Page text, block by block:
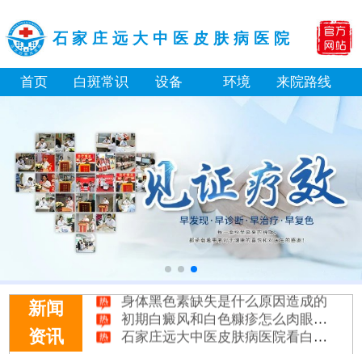
石家庄远大中医皮肤病医院
首页 白斑常识 设备 环境 来院路线
新闻
资讯
白癜风长期用激素药膏会有副作用吗
伍德灯结果显示亮白色荧光代表什么意思
脸上长了小白点是什么情况
白癜风用芦可替尼乳膏多久能恢复正常色
身体黑色素缺失是什么原因造成的
初期白癜风和白色糠疹怎么肉眼区分
石家庄远大中医皮肤病医院看白斑好吗
他克莫司能涂在嘴唇周围的白斑上吗